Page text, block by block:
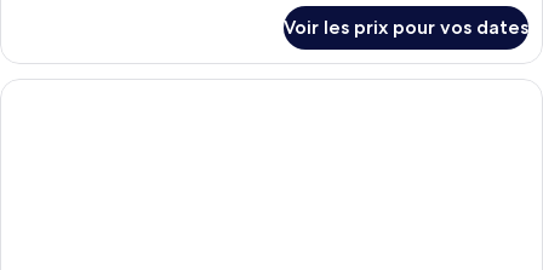
très
le
type
de
Voir les prix pour vos dates